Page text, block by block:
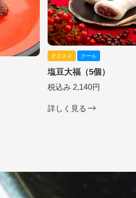
オススメ クール
塩豆大福（5個）
税込み 2,140円
詳しく見る